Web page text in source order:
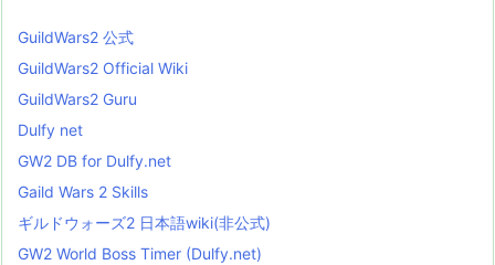
GuildWars2 公式
GuildWars2 Official Wiki
GuildWars2 Guru
Dulfy net
GW2 DB for Dulfy.net
Gaild Wars 2 Skills
ギルドウォーズ2 日本語wiki(非公式)
GW2 World Boss Timer (Dulfy.net)